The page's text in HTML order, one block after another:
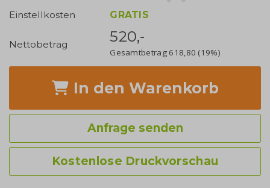
Einstellkosten
GRATIS
Nettobetrag 520,-
Gesamtbetrag 618,80 (19%)
In den Warenkorb
Anfrage senden
Kostenlose Druckvorschau